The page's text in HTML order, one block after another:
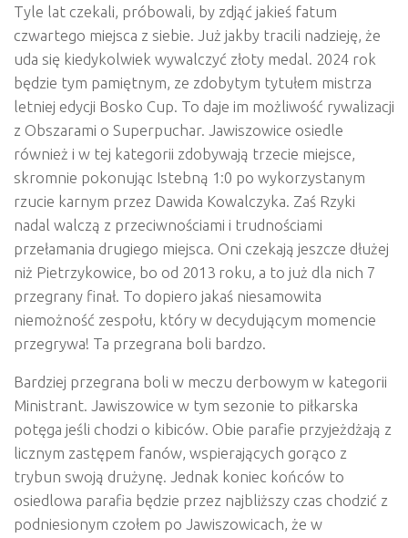
Tyle lat czekali, próbowali, by zdjąć jakieś fatum
czwartego miejsca z siebie. Już jakby tracili nadzieję, że
uda się kiedykolwiek wywalczyć złoty medal. 2024 rok
będzie tym pamiętnym, ze zdobytym tytułem mistrza
letniej edycji Bosko Cup. To daje im możliwość rywalizacji
z Obszarami o Superpuchar. Jawiszowice osiedle
również i w tej kategorii zdobywają trzecie miejsce,
skromnie pokonując Istebną 1:0 po wykorzystanym
rzucie karnym przez Dawida Kowalczyka. Zaś Rzyki
nadal walczą z przeciwnościami i trudnościami
przełamania drugiego miejsca. Oni czekają jeszcze dłużej
niż Pietrzykowice, bo od 2013 roku, a to już dla nich 7
przegrany finał. To dopiero jakaś niesamowita
niemożność zespołu, który w decydującym momencie
przegrywa! Ta przegrana boli bardzo.
Bardziej przegrana boli w meczu derbowym w kategorii
Ministrant. Jawiszowice w tym sezonie to piłkarska
potęga jeśli chodzi o kibiców. Obie parafie przyjeżdżają z
licznym zastępem fanów, wspierających gorąco z
trybun swoją drużynę. Jednak koniec końców to
osiedlowa parafia będzie przez najbliższy czas chodzić z
podniesionym czołem po Jawiszowicach, że w